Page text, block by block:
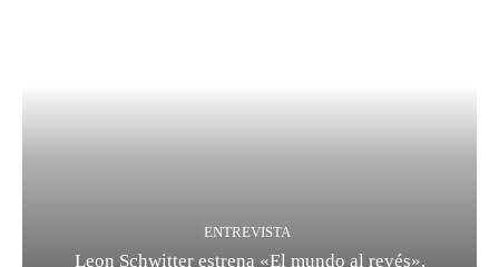
ENTREVISTA
Leon Schwitter estrena «El mundo al revés»,